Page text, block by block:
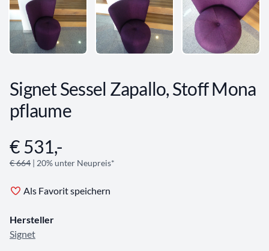
Signet Sessel Zapallo, Stoff Mona
pflaume
Angebotsinformationen
€ 531,-
€ 664 | 20% unter Neupreis*
Als Favorit speichern
Hersteller
Signet